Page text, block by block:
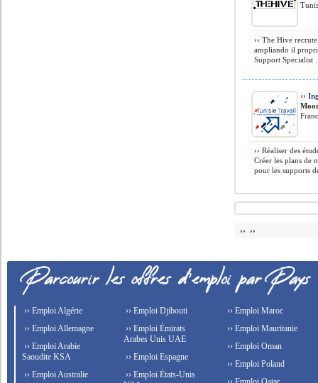
›› The Hive
ampliando il
Support Specialist
››
›› Réaliser des
Créer les plans de
pour les supports
›› ››
›› Emploi Algérie
›› Emploi Allemagne
›› Emploi Arabie
Saoudite KSA
›› Emploi Australie
›› Emploi Djibouti
›› Emploi Émirats
Arabes Unis UAE
›› Emploi Espagne
›› Emploi États-Unis
›› Emploi Maroc
›› Emploi Mauritanie
›› Emploi Oman
›› Emploi Poland